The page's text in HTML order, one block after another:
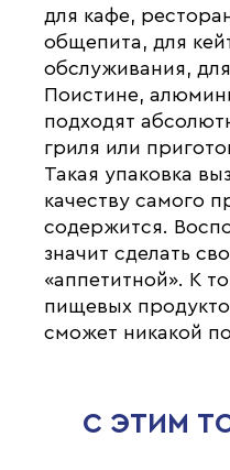
для кафе,
общепита, для
обслуживания,
Поистине,
подходят
гриля или
Такая упаковка
качеству самого
содержится.
значит сделать
«аппетитной». К
пищевых
сможет никакой
С ЭТИМ